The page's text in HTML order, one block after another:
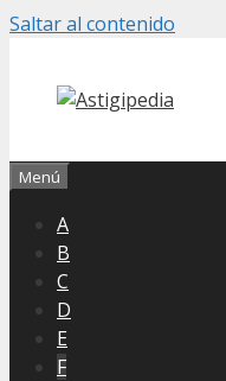
Saltar al contenido
Menú
A
B
C
D
E
F